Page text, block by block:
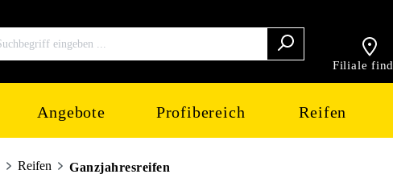
Filiale
Angebote Profibereich Reifen
Reifen Ganzjahresreifen